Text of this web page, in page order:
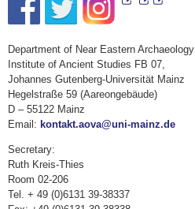
Department of Near Eastern Archaeology
Institute of Ancient Studies FB 07,
Johannes Gutenberg-Universität Mainz
Hegelstraße 59 (Aareongebäude)
D – 55122 Mainz
Email: kontakt.aova@uni-mainz.de
Secretary:
Ruth Kreis-Thies
Room 02-206
Tel. + 49 (0)6131 39-38337